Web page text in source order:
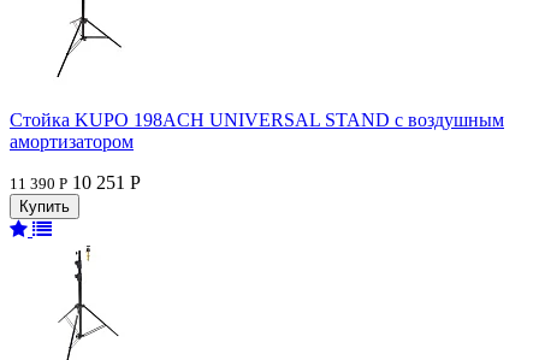
Стойка KUPO 198ACH UNIVERSAL STAND с воздушным
амортизатором
11 390 Р 10 251 Р